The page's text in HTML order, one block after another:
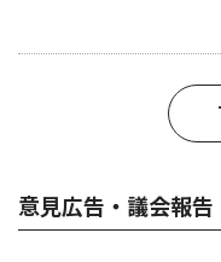
意見広告・議会報告